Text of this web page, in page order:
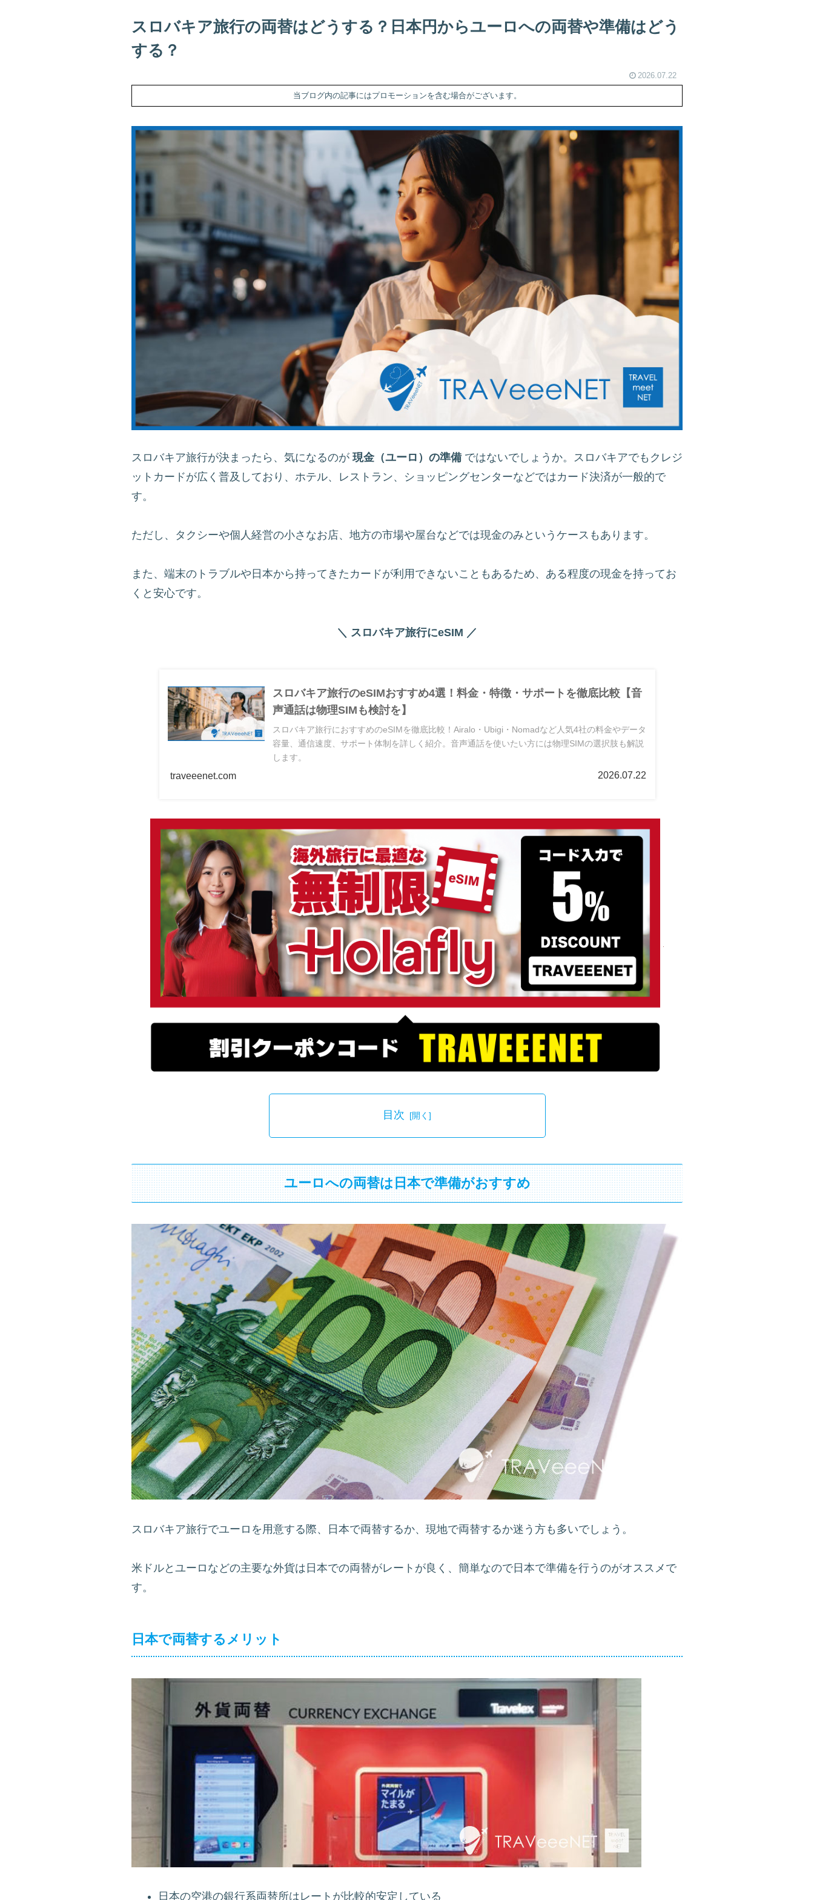
スロバキア旅行の両替はどうする？日本円からユーロへの両替や準備はどう
する？
2026.07.22
当ブログ内の記事にはプロモーションを含む場合がございます。
スロバキア旅行が決まったら、気になるのが 現金（ユーロ）の準備ではないでしょうか。スロバキアでもクレジ
ットカードが広く普及しており、ホテル、レストラン、ショッピングセンターなどではカード決済が一般的で
す。
ただし、タクシーや個人経営の小さなお店、地方の市場や屋台などでは現金のみというケースもあります。
また、端末のトラブルや日本から持ってきたカードが利用できないこともあるため、ある程度の現金を持ってお
くと安心です。
＼ スロバキア旅行にeSIM ／
スロバキア旅行のeSIMおすすめ4選！料金・特徴・サポートを徹底比較【音
声通話は物理SIMも検討を】
スロバキア旅行におすすめのeSIMを徹底比較！Airalo・Ubigi・Nomadなど人気4社の料金やデータ
容量、通信速度、サポート体制を詳しく紹介。音声通話を使いたい方には物理SIMの選択肢も解説
します。
traveeenet.com 2026.07.22
目次
ユーロへの両替は日本で準備がおすすめ
スロバキア旅行でユーロを用意する際、日本で両替するか、現地で両替するか迷う方も多いでしょう。
米ドルとユーロなどの主要な外貨は日本での両替がレートが良く、簡単なので日本で準備を行うのがオススメで
す。
日本で両替するメリット
日本の空港の銀行系両替所はレートが比較的安定している